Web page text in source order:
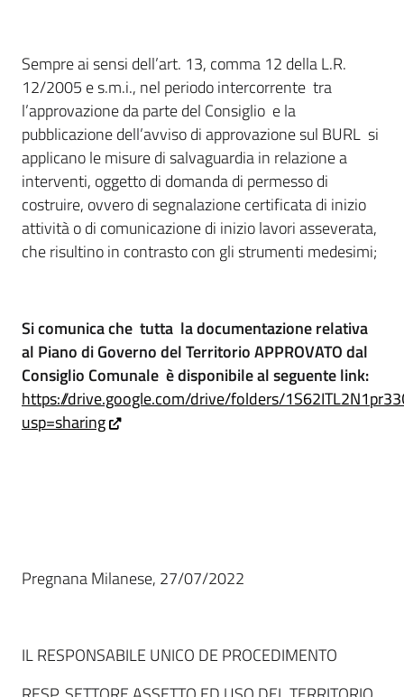
Sempre ai sensi dell’art. 13, comma 12 della L.R.
12/2005 e s.m.i., nel periodo intercorrente tra
l’approvazione da parte del Consiglio e la
pubblicazione dell’avviso di approvazione sul BURL si
applicano le misure di salvaguardia in relazione a
interventi, oggetto di domanda di permesso di
costruire, ovvero di segnalazione certificata di inizio
attività o di comunicazione di inizio lavori asseverata,
che risultino in contrasto con gli strumenti medesimi;
Si comunica che tutta la documentazione relativa
al Piano di Governo del Territorio APPROVATO dal
Consiglio Comunale è disponibile al seguentelink:
https://drive.google.com/drive/folders/
usp=sharing
Pregnana Milanese, 27/07/2022
IL RESPONSABILE UNICO DE PROCEDIMENTO